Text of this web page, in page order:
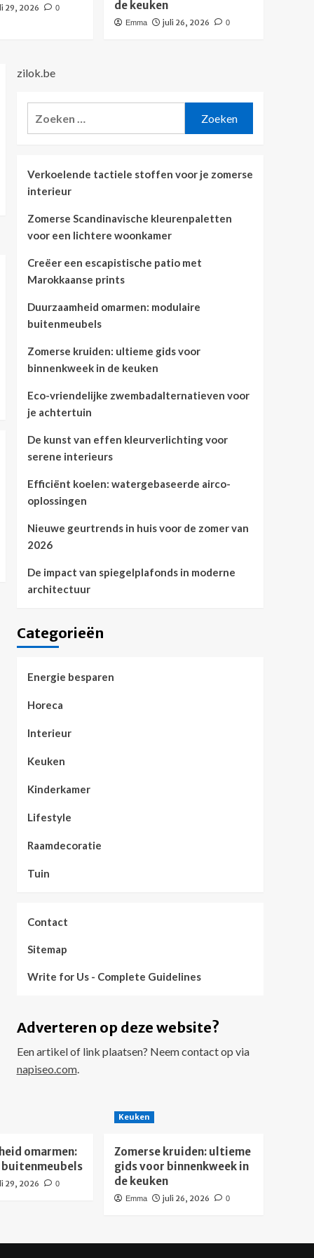
29, 2026 0
de keuken
Emma juli 26, 2026 0
zilok.be
Verkoelende tactiele stoffen voor je zomerse
interieur
Zomerse Scandinavische kleurenpaletten
voor een lichtere woonkamer
Creëer een escapistische patio met
Marokkaanse prints
Duurzaamheid omarmen: modulaire
buitenmeubels
Zomerse kruiden: ultieme gids voor
binnenkweek in de keuken
Eco-vriendelijke zwembadalternatieven voor
je achtertuin
De kunst van effen kleurverlichting voor
serene interieurs
Efficiënt koelen: watergebaseerde airco-
oplossingen
Nieuwe geurtrends in huis voor de zomer van
2026
De impact van spiegelplafonds in moderne
architectuur
Categorieën
Energie besparen
Horeca
Interieur
Keuken
Kinderkamer
Lifestyle
Raamdecoratie
Tuin
Contact
Sitemap
Write for Us - Complete Guidelines
Adverteren op deze website?
Een artikel of link plaatsen? Neem contact op via
napiseo.com.
omarmen:
29, 2026 0
Keuken
Zomerse kruiden: ultieme
gids voor binnenkweek in
de keuken
Emma juli 26, 2026 0